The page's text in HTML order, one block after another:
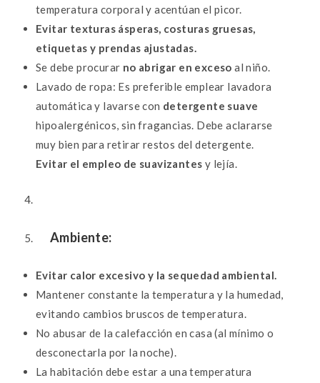
temperatura corporal y acentúan el picor.
Evitar texturas ásperas, costuras gruesas,
etiquetas y prendas ajustadas.
Se debe procurar no abrigar en exceso al niño.
Lavado de ropa: Es preferible emplear lavadora
automática y lavarse con detergente suave
hipoalergénicos, sin fragancias. Debe aclararse
muy bien para retirar restos del detergente.
Evitar el empleo de suavizantes y lejía.
Ambiente:
Evitar calor excesivo y la sequedad ambiental.
Mantener constante la temperatura y la humedad,
evitando cambios bruscos de temperatura.
No abusar de la calefacción en casa (al mínimo o
desconectarla por la noche).
La habitación debe estar a una temperatura